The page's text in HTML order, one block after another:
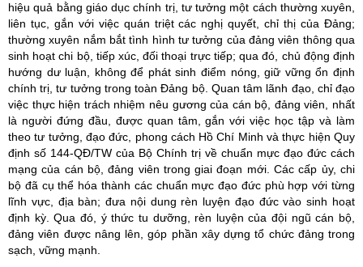
hiệu quả bằng giáo dục chính trị, tư tưởng một cách thường xuyên,
liên tục, gắn với việc quán triệt các nghị quyết, chỉ thị của Đảng;
thường xuyên nắm bắt tình hình tư tưởng của đảng viên thông qua
sinh hoạt chi bộ, tiếp xúc, đối thoại trực tiếp; qua đó, chủ động định
hướng dư luận, không để phát sinh điểm nóng, giữ vững ổn định
chính trị, tư tưởng trong toàn Đảng bộ. Quan tâm lãnh đạo, chỉ đạo
việc thực hiện trách nhiệm nêu gương của cán bộ, đảng viên, nhất
là người đứng đầu, được quan tâm, gắn với việc học tập và làm
theo tư tưởng, đạo đức, phong cách Hồ Chí Minh và thực hiện Quy
định số 144-QĐ/TW của Bộ Chính trị về chuẩn mực đạo đức cách
mạng của cán bộ, đảng viên trong giai đoạn mới. Các cấp ủy, chi
bộ đã cụ thể hóa thành các chuẩn mực đạo đức phù hợp với từng
lĩnh vực, địa bàn; đưa nội dung rèn luyện đạo đức vào sinh hoạt
định kỳ. Qua đó, ý thức tu dưỡng, rèn luyện của đội ngũ cán bộ,
đảng viên được nâng lên, góp phần xây dựng tổ chức đảng trong
sạch, vững mạnh.